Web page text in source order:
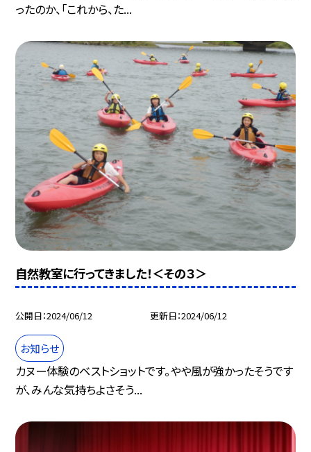
ったのか、「これから、た...
自然教室に行ってきました！＜その３＞
公開日 2024/06/12 更新日 2024/06/12
お知らせ
カヌー体験のベストショットです。やや風が強かったそうです
が、みんな気持ちよさそう...